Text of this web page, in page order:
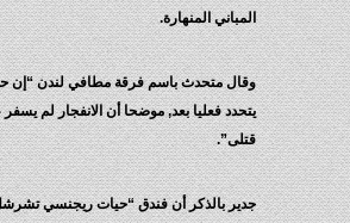
المباني المنهارة.
وقال متحدث باسم فرقة مطافي لندن “إن
يتحدد فعليا بعد, موضحا أن الانفجار لم
قتلى”.